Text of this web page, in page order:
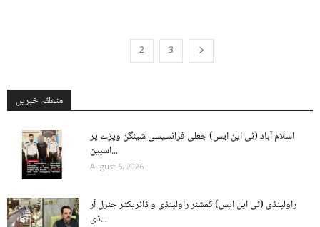
2 3
متعلقہ خبریں
اسلام آباد (ٹی این ایس) جعلی فرانسیسی شینگن ویزے پر
اسپین...
August 5, 2026
راولپنڈی (ٹی این ایس) کمشنر راولپنڈی و ڈائریکٹر جنرل آر
ڈی...